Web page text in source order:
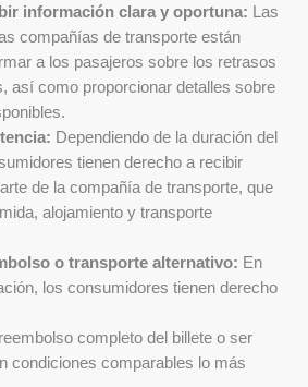
información clara y oportuna: Las
compañías de transporte están
a los pasajeros sobre los retrasos
así como proporcionar detalles sobre
Dependiendo de la duración del
tienen derecho a recibir
de la compañía de transporte, que
alojamiento y transporte
o transporte alternativo: En
los consumidores tienen derecho
completo del billete o ser
condiciones comparables lo más